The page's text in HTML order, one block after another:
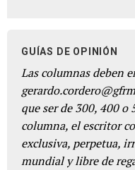
GUÍAS DE OPINIÓN
Las columnas deben
que ser de 300, 400 o
columna, el escritor
exclusiva, perpetua,
mundial y libre de